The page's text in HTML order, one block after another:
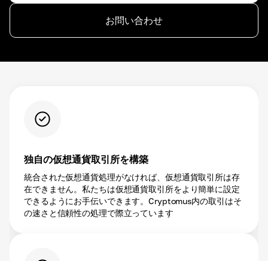
お問い合わせ
独自の仮想通貨取引所を構築
統合された仮想通貨処理がなければ、仮想通貨取引所は存
在できません。私たちは仮想通貨取引所をより簡単に設定
できるようにお手伝いできます。Cryptomus内の取引はそ
の速さと信頼性の処理で際立っています